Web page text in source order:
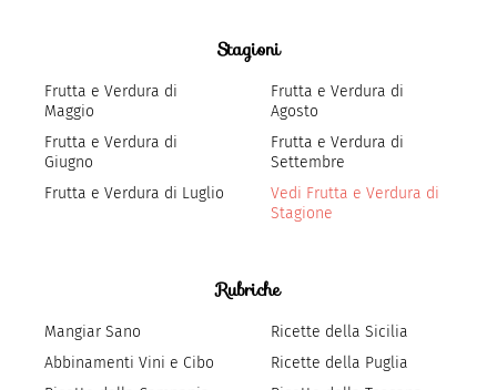
Stagioni
Frutta e Verdura di
Maggio
Frutta e Verdura di
Giugno
Frutta e Verdura di Luglio
Frutta e Verdura di
Agosto
Frutta e Verdura di
Settembre
Vedi Frutta e Verdura di
Stagione
Rubriche
Mangiar Sano
Abbinamenti Vini e Cibo
Ricette della Sicilia
Ricette della Puglia